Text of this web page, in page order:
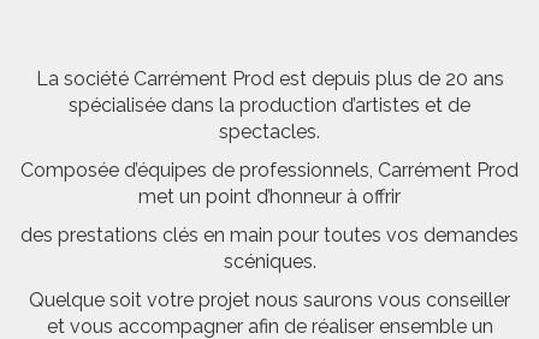
La société Carrément Prod est depuis plus de 20 ans
spécialisée dans la production d’artistes et de
spectacles.
Composée d’équipes de professionnels, Carrément Prod
met un point d’honneur à offrir
des prestations clés en main pour toutes vos demandes
scéniques.
Quelque soit votre projet nous saurons vous conseiller
et vous accompagner afin de réaliser ensemble un